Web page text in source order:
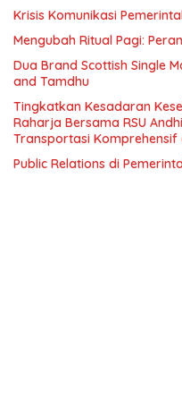
Krisis Komunikasi
Mengubah Ritual Pagi:
Dua Brand Scottish Single
and Tamdhu
Tingkatkan Kesadaran
Raharja Bersama RSU
Transportasi
Public Relations di